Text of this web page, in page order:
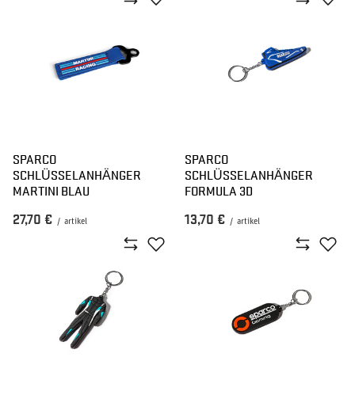
SPARCO
SCHLÜSSELANHÄNGER
MARTINI BLAU
27,70 € / artikel
SPARCO
SCHLÜSSELANHÄNGER
FORMULA 3D
13,70 € / artikel